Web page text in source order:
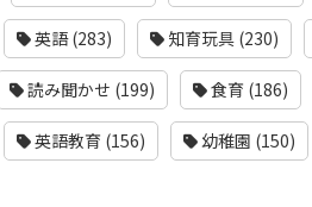
英語 (283) 知育玩具 (230)
読み聞かせ (199) 食育 (186)
英語教育 (156) 幼稚園 (150)